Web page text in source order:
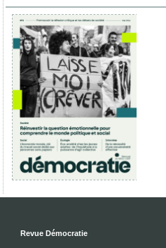
Revue Démocratie